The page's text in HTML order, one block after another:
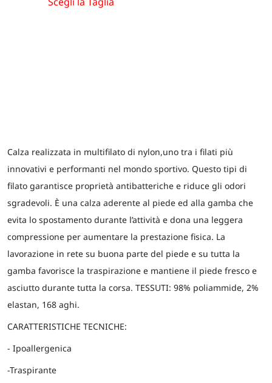
Calza realizzata in multifilato di nylon,uno tra i filati più
innovativi e performanti nel mondo sportivo. Questo tipi di
filato garantisce proprietà antibatteriche e riduce gli odori
sgradevoli. È una calza aderente al piede ed alla gamba che
evita lo spostamento durante l’attività e dona una leggera
compressione per aumentare la prestazione fisica. La
lavorazione in rete su buona parte del piede e su tutta la
gamba favorisce la traspirazione e mantiene il piede fresco e
asciutto durante tutta la corsa. TESSUTI: 98% poliammide, 2%
elastan, 168 aghi.
CARATTERISTICHE TECNICHE:
- Ipoallergenica
-Traspirante